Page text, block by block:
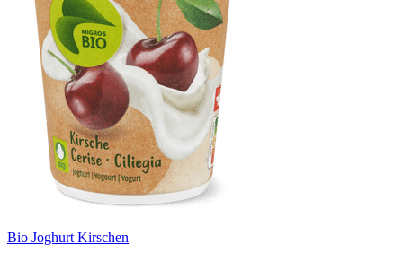
Bio Joghurt Kirschen